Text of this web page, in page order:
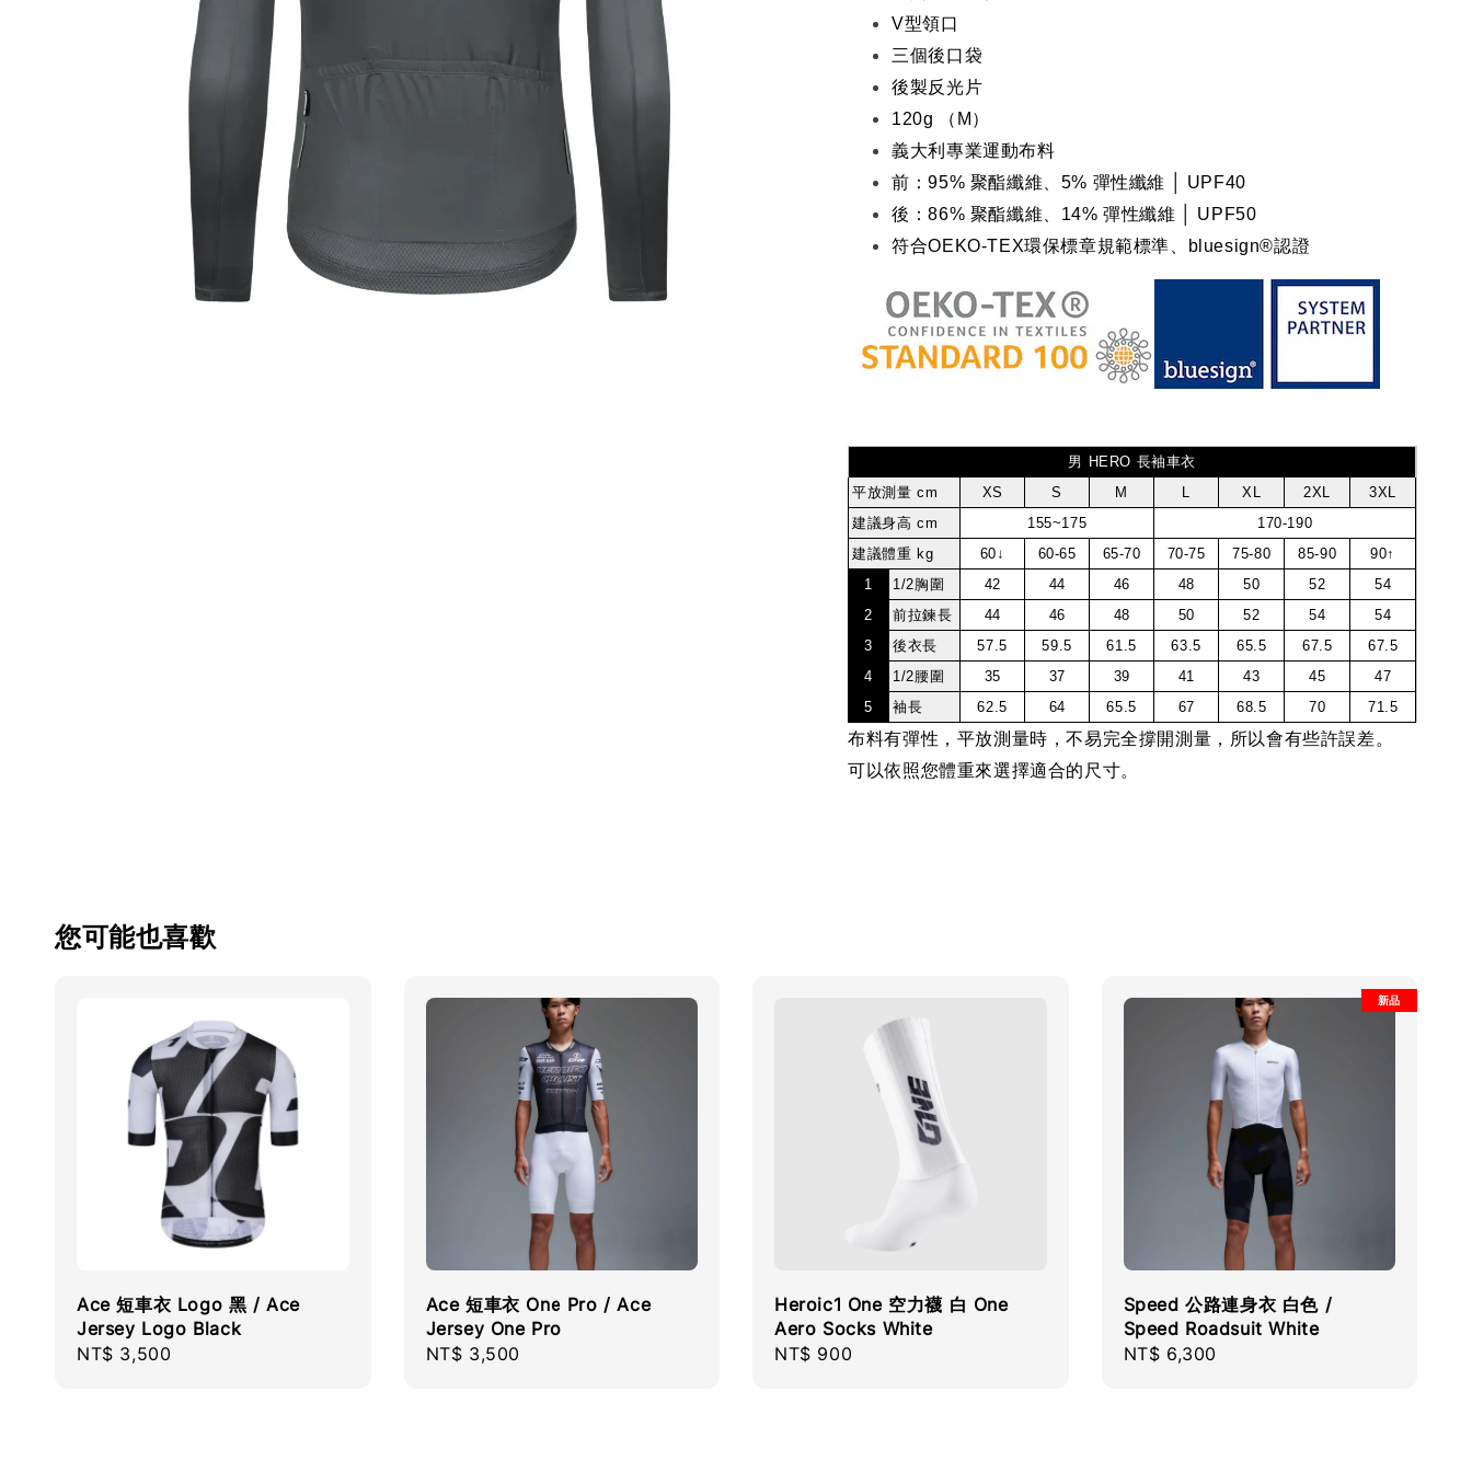
V型領口
三個後口袋
後製反光片
120g （M）
義大利專業運動布料
前：95% 聚酯纖維、5% 彈性纖維 │ UPF40
後：86% 聚酯纖維、14% 彈性纖維
│ UPF50
符合OEKO-TEX環保標章規範標準、bluesign®認證
男 HERO 長袖車衣
平放測量 cm
XS S M L XL 2XL
3XL
建議身高 cm
155~175
170-190
建議體重 kg
60↓ 60-65 65-70 70-75 75-80 85-90
90↑
1
1/2胸圍 42 44 46 48 50 52
54
2
前拉鍊長 44 46 48 50 52 54
54
3
後衣長 57.5 59.5 61.5 63.5 65.5 67.5
67.5
4
1/2腰圍 35 37 39 41 43 45
47
5
袖長 62.5 64 65.5 67 68.5 70 71.5
布料有彈性，平放測量時，不易完全撐開測量，所以會有些許誤差。
可以依照您體重來選擇適合的尺寸。
您可能也喜歡
Ace 短車衣 Logo 黑 / Ace
Jersey Logo Black
Regular
NT$ 3,500
Ace 短車衣 One Pro / Ace
Jersey One Pro
Regular
NT$ 3,500
Heroic1 One 空力襪 白 One
Aero Socks White
Regular
NT$ 900
新品
Speed 公路連身衣 白色 /
Speed Roadsuit White
Regular
NT$ 6,300